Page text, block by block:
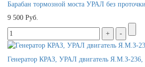
Барабан тормозной моста УРАЛ без
9 500 Руб.
Генератор КРАЗ, УРАЛ двигатель Я.М.З-